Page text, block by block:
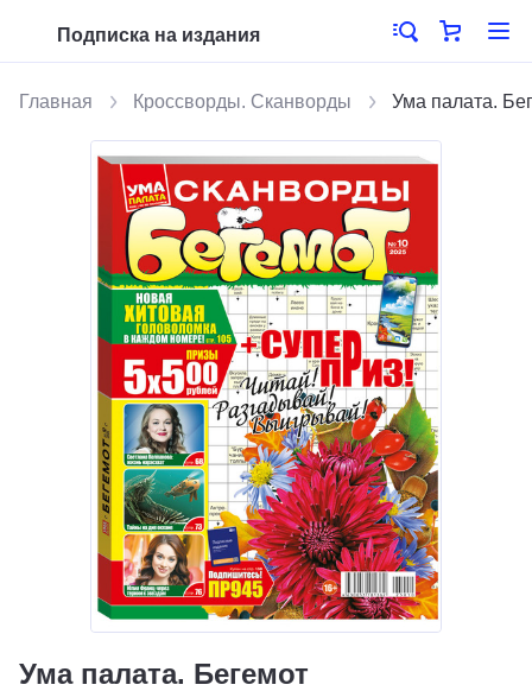
Подписка на издания
Главная Кроссворды. Сканворды Ума палата.
Ума палата. Бегемот